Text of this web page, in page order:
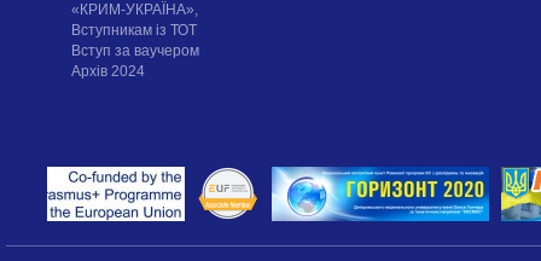
«КРИМ-УКРАЇНА»,
Вступникам із ТОТ
Вступ за ваучером
Архів 2024